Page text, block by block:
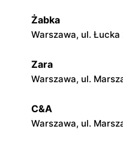
Wołomin, ul.
Błonie, ul.
Żabka
Warszawa, ul.
Zara
Warszawa, ul.
C&A
Warszawa, ul.